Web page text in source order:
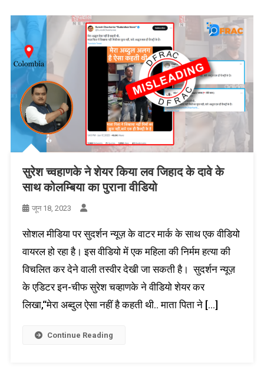
सुरेश च्वहाणके ने शेयर किया लव जिहाद के दावे के
साथ कोलम्बिया का पुराना वीडियो
जून 18, 2023
सोशल मीडिया पर सुदर्शन न्यूज़ के वाटर मार्क के साथ एक वीडियो
वायरल हो रहा है। इस वीडियो में एक महिला की निर्मम हत्या की
विचलित कर देने वाली तस्वीर देखी जा सकती है। सुदर्शन न्यूज़
के एडिटर इन-चीफ सुरेश चव्हाणके ने वीडियो शेयर कर
लिखा,“मेरा अब्दुल ऐसा नहीं है कहती थी.. माता पिता ने […]
Continue Reading